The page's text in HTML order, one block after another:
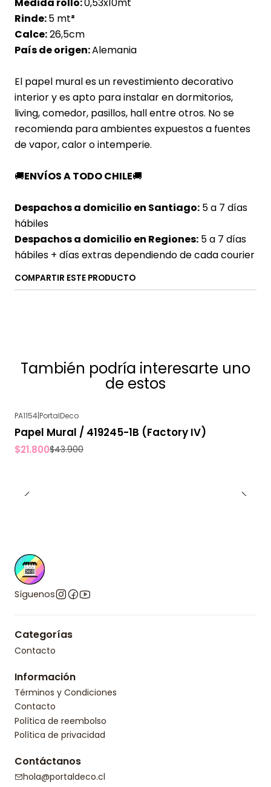
Rinde:5 mt²
Calce:26,5cm
País de origen:Alemania
El papel mural es un revestimiento decorativo
interior y es apto para instalar en dormitorios,
living, comedor, pasillos, hall entre otros. No se
recomienda para ambientes expuestos a fuentes
de vapor, calor o intemperie.
🚚ENVÍOS A TODO CHILE🚚
Despachos a domicilio en Santiago: 5 a 7 días
hábiles
Despachos a domicilio en Regiones: 5 a 7 días
hábiles + días extras dependiendo de cada courier
COMPARTIR ESTE PRODUCTO
También podría interesarte uno
de estos
PA1154|PortalDeco
Papel Mural / 419245-1B (Factory IV)
$21.800$43.900
Síguenos
Categorías
Contacto
Información
Términos y Condiciones
Contacto
Política de reembolso
Política de privacidad
Contáctanos
hola@portaldeco.cl